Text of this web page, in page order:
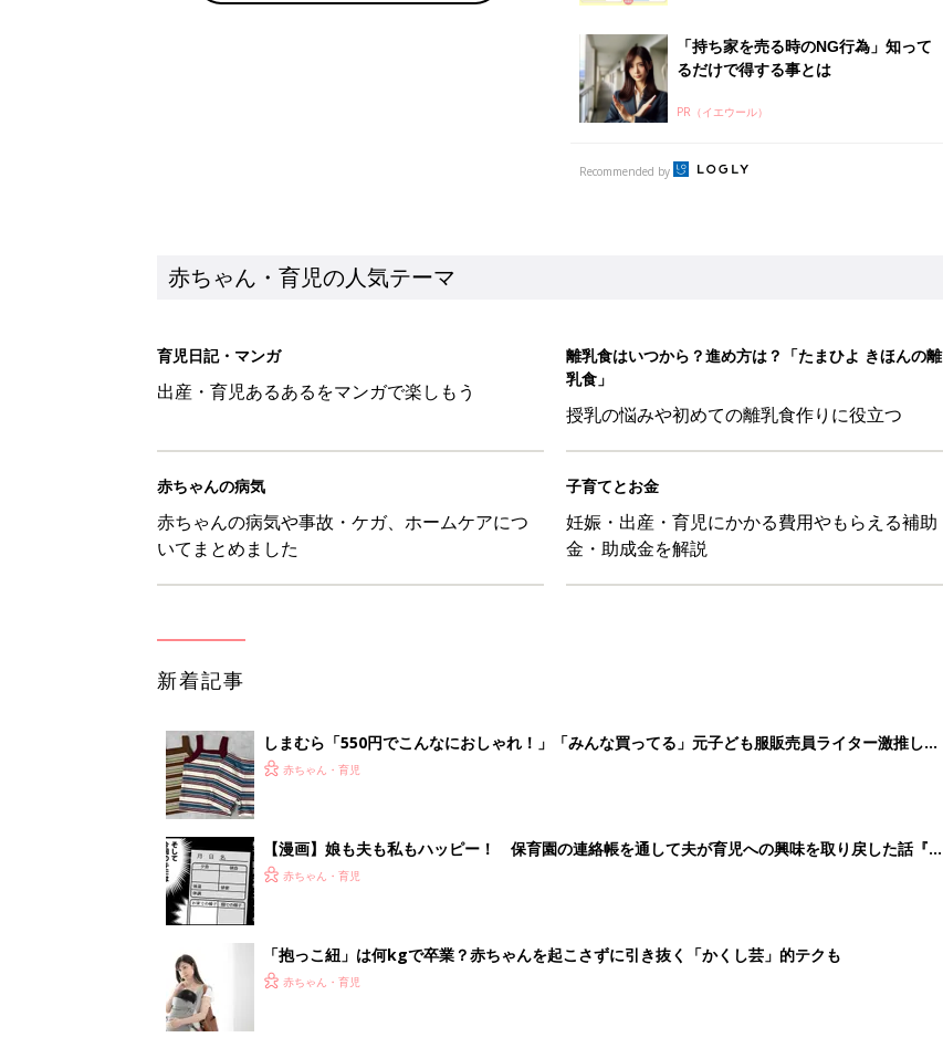
「持ち家を売る時のNG行為」知って
るだけで得する事とは
PR（イエウール）
Recommended by
赤ちゃん・育児の人気テーマ
育児日記・マンガ
出産・育児あるあるをマンガで楽しもう
離乳食はいつから？進め方は？「たまひよ きほんの離
乳食」
授乳の悩みや初めての離乳食作りに役立つ
赤ちゃんの病気
赤ちゃんの病気や事故・ケガ、ホームケアにつ
いてまとめました
子育てとお金
妊娠・出産・育児にかかる費用やもらえる補助
金・助成金を解説
新着記事
しまむら「550円でこんなにおしゃれ！」「みんな買ってる」元子ども服販売員ライター激推し★
夏のバズりトップス4選
赤ちゃん・育児
【漫画】娘も夫も私もハッピー！ 保育園の連絡帳を通して夫が育児への興味を取り戻した話『ふ
うふう子育て ＃92』
赤ちゃん・育児
「抱っこ紐」は何kgで卒業？赤ちゃんを起こさずに引き抜く「かくし芸」的テクも
赤ちゃん・育児